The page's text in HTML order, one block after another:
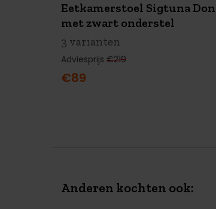
SUMMERSALE
€130 KORTING
Eetkamerstoel Sigtuna
met zwart onderstel
3 varianten
Adviesprijs €219
€89
Anderen kochten ook: